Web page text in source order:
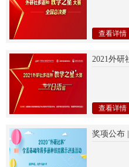
查看详情
2021外研
查看详情
奖项公布